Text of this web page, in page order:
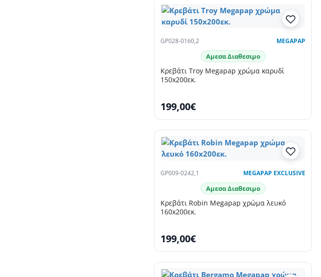
GP028-0160,2 MEGAPAP
Αμεσα Διαθεσιμο
Κρεβάτι Troy Megapap χρώμα καρυδί
150x200εκ.
199,00€
GP009-0242,1 MEGAPAP EXCLUSIVE
Αμεσα Διαθεσιμο
Κρεβάτι Robin Megapap χρώμα λευκό
160x200εκ.
199,00€